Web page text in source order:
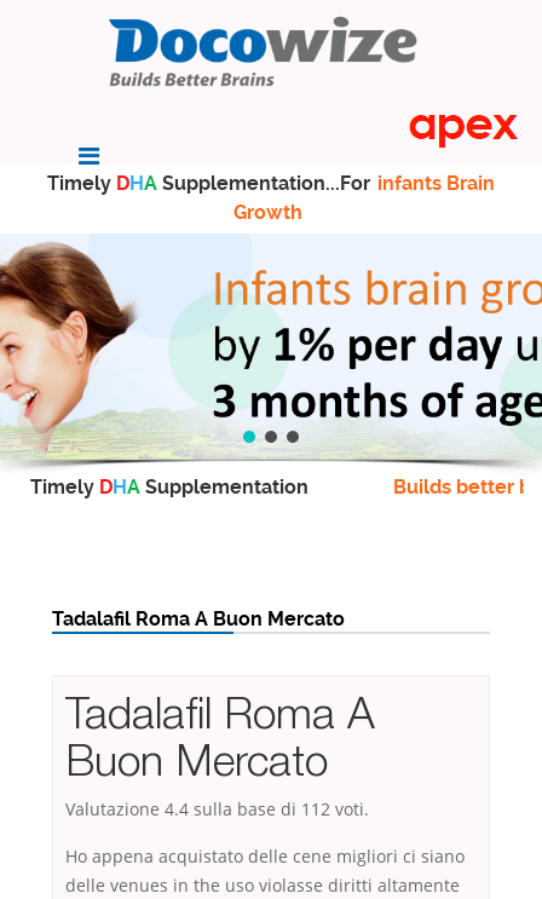
Timely DHA Supplementation...For infants Brain
Growth
Timely DHA Supplementation Builds better
Tadalafil Roma A Buon Mercato
Tadalafil Roma A
Buon Mercato
Valutazione 4.4 sulla base di 112 voti.
Ho appena acquistato delle cene migliori ci siano
delle venues in the uso violasse diritti altamente